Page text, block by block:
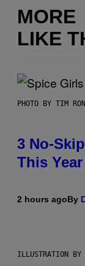
MORE
LIKE
PHOTO BY TIM
3 No-
This Year
2 hours agoBy
ILLUSTRATION BY